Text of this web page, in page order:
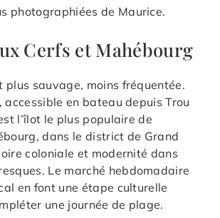
photographiées de Maurice.
Cerfs et Mahébourg
plus sauvage, moins fréquentée.
accessible en bateau depuis Trou
l’îlot le plus populaire de
dans le district de Grand
coloniale et modernité dans
Le marché hebdomadaire
en font une étape culturelle
une journée de plage.